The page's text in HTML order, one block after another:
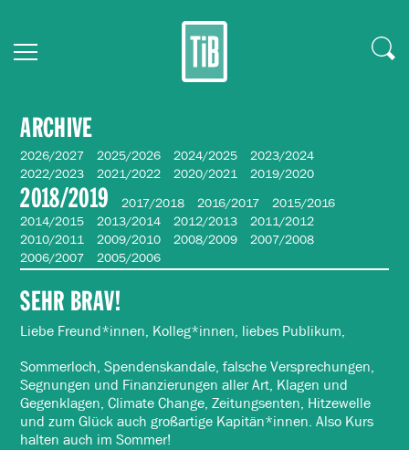
ARCHIVE
2026/2027 2025/2026 2024/2025
2023/2024
2022/2023
2021/2022 2020/2021 2019/2020
2018/2019 2017/2018 2016/2017
2015/2016
2014/2015
2013/2014 2012/2013
2011/2012
2010/2011
2009/2010 2008/2009
2007/2008
2006/2007
2005/2006
SEHR BRAV!
Liebe Freund*innen, Kolleg*innen, liebes Publikum,
Sommerloch, Spendenskandale, falsche Versprechungen,
Segnungen und Finanzierungen aller Art, Klagen und
Gegenklagen, Climate Change, Zeitungsenten, Hitzewelle
und zum Glück auch großartige Kapitän*innen. Also Kurs
halten auch im Sommer!